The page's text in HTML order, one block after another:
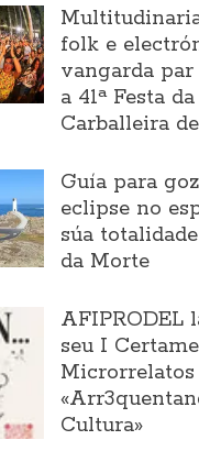
folk e
vangarda
a 41ª Festa da
Carballeira
Guía para
eclipse no
súa
da Morte
AFIPRODEL
seu I
Microrrelatos
Cultura»